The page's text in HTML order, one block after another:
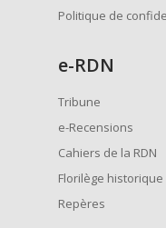
Politique de
e-RDN
Tribune
e-Recensions
Cahiers de la RDN
Florilège historique
Repères